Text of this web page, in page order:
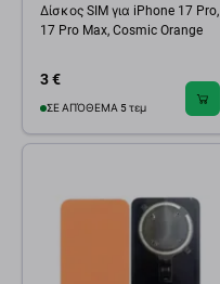
Δίσκος SIM για iPhone 17 Pro,
17 Pro Max, Cosmic Orange
3 €
ΣΕ ΑΠΌΘΕΜΑ 5 τεμ